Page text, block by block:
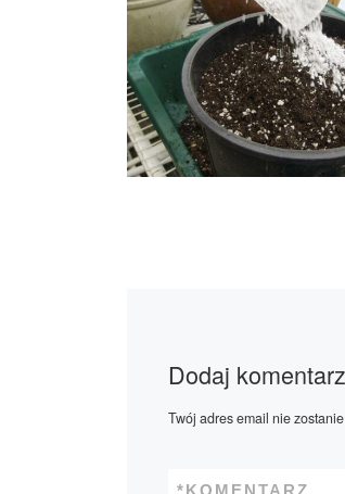
Dodaj komentarz
Twój adres email nie
KOMENTARZ
*